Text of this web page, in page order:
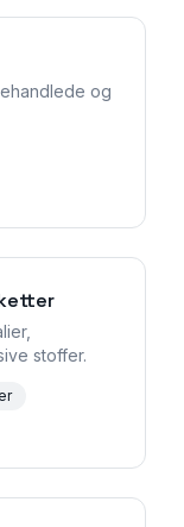
og
stoffer.